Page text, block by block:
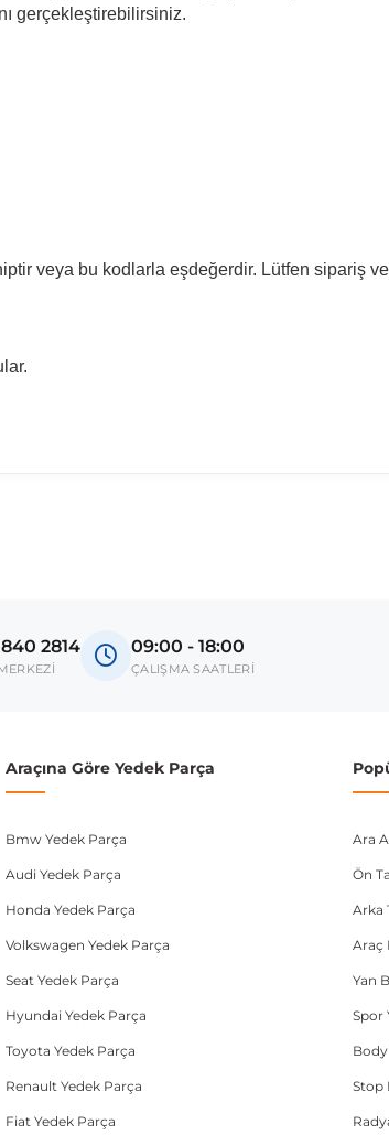
gerçekleştirebilirsiniz.
veya bu kodlarla eşdeğerdir. Lütfen sipariş
vermeden önce OEM numarası veya şasi
2814 09:00 - 18:00
ÇALIŞMA SAATLERİ
Araçına Göre Yedek Parça
Bmw Yedek Parça
Audi Yedek Parça
Honda Yedek Parça
Volkswagen Yedek Parça
Seat Yedek Parça
Hyundai Yedek Parça
Toyota Yedek Parça
Renault Yedek Parça
Fiat Yedek Parça
Ara
Ön
Arka
Araç
Yan
Spor
Stop